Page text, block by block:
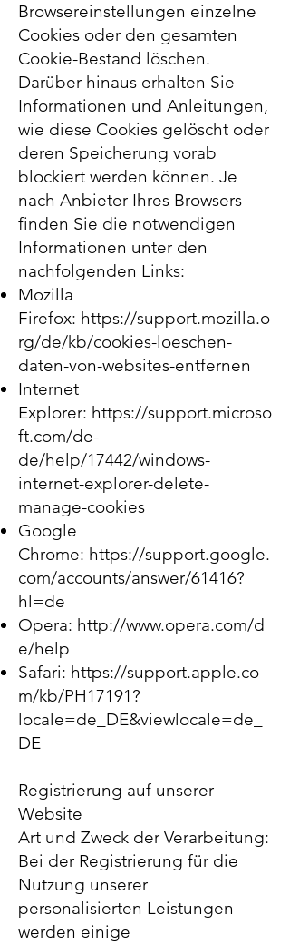
Browsereinstellungen einzelne
Cookies oder den gesamten
Cookie-Bestand löschen.
Darüber hinaus erhalten Sie
Informationen und Anleitungen,
wie diese Cookies gelöscht oder
deren Speicherung vorab
blockiert werden können. Je
nach Anbieter Ihres Browsers
finden Sie die notwendigen
Informationen unter den
nachfolgenden Links:
Mozilla
Firefox: https://support.mozilla.o
rg/de/kb/cookies-loeschen-
daten-von-websites-entfernen
Internet
Explorer: https://support.microso
ft.com/de-
de/help/17442/windows-
internet-explorer-delete-
manage-cookies
Google
Chrome: https://support.google.
com/accounts/answer/61416?
hl=de
Opera: http://www.opera.com/d
e/help
Safari: https://support.apple.co
m/kb/PH17191?
locale=de_DE&viewlocale=de_
DE
Registrierung auf unserer
Website
Art und Zweck der Verarbeitung:
Bei der Registrierung für die
Nutzung unserer
personalisierten Leistungen
werden einige